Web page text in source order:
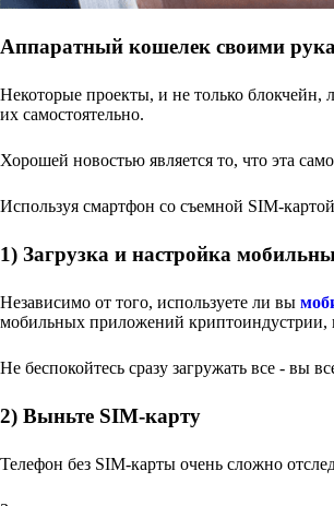
Аппаратный кошелек своими
Некоторые проекты, и не только блокчейн,
их самостоятельно.
Хорошей новостью является то, что эта
Используя смартфон со съемной SIM-
1) Загрузка и настройка
Независимо от того, используете ли вы
мобильных приложений криптоиндустрии,
Не беспокойтесь сразу загружать все - вы
2) Выньте SIM-карту
Телефон без SIM-карты очень сложно